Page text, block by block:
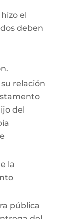
el
deben
relación
del
la
pública